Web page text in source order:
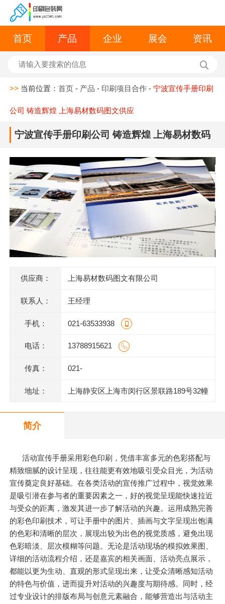
首页 产品 企业 展会 资讯
>> 当前位置：首页 - 产品 - 印刷项目合作 -宁波宣传手册印刷
公司 铸造辉煌 上海易材数码图文供应
宁波宣传手册印刷公司 铸造辉煌 上海易材数码
供应商： 上海易材数码图文有限公司
联系人： 王经理
手机： 021-63533938
电话： 13788915621
传真： 021-
地址： 上海静安区上海市闵行区景联路189号32幢
简介
活动宣传手册采用彩色印刷，凭借丰富多元的色彩搭配与
精致细腻的设计呈现，往往能更有效地吸引受众目光，为活动
宣传奠定良好基础。在各类活动的宣传推广过程中，视觉效果
是吸引潜在参与者的重要因素之一，好的视觉呈现能快速拉近
与受众的距离，激发其进一步了解活动的兴趣。运用成熟完善
的彩色印刷技术，可让手册中的图片、插画与文字呈现出饱满
的色彩和清晰的层次，展现出较为出色的视觉质感，避免出现
色彩暗淡、层次模糊等问题。无论是活动现场的模拟效果图、
详细的活动流程介绍，还是嘉宾的相关画面、活动亮点展示，
都能以更为生动、直观的形式呈现出来，让受众清晰感知活动
的特色与价值，进而提升对活动的兴趣度与期待感。同时，经
过专业设计的排版布局与创意元素融合，能够营造出与活动主